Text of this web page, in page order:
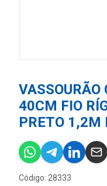
VASSOURÃO
40CM FIO
PRETO 1,2M
Código: 28333